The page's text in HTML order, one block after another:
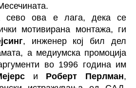
сево ова е лага, дека се
мотивирана монтажа, ги
, инженер кој бил дел
а медиумска промоција
во 1996 година им
и Роберт Перлман,